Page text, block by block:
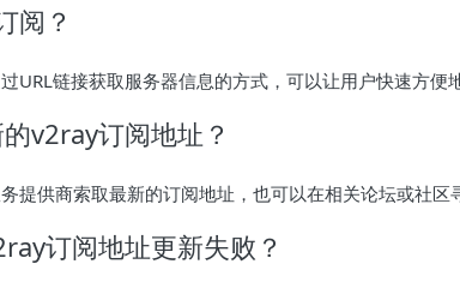
阅？
URL链接获取服务器信息的方式，可以让用户快速方便
v2ray订阅地址？
提供商索取最新的订阅地址，也可以在相关论坛或社区
订阅地址更新失败？